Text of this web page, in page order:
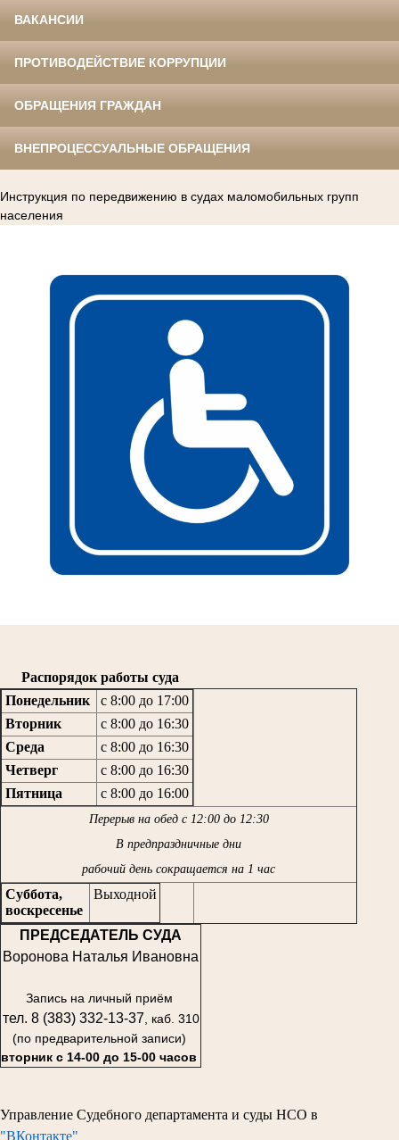
ВАКАНСИИ
ПРОТИВОДЕЙСТВИЕ КОРРУПЦИИ
ОБРАЩЕНИЯ ГРАЖДАН
ВНЕПРОЦЕССУАЛЬНЫЕ ОБРАЩЕНИЯ
Инструкция по передвижению в судах маломобильных групп
населения
Распорядок работы суда
Понедельник
с 8:00 до 17:00
Вторник
с 8:00 до 16:30
Среда
с 8:00 до 16:30
Четверг
с 8:00 до 16:30
Пятница
с 8:00 до 16:00
Перерыв на обед с 12:00 до 12:30
В предпраздничные дни
рабочий день сокращается на 1 час
Суббота,
воскресенье
Выходной
ПРЕДСЕДАТЕЛЬ СУДА
Воронова Наталья Ивановна
Запись на личный приём
тел. 8 (383) 332-13-37 , каб. 310
(по предварительной записи)
вторник с 14-00 до 15-00 часов
Управление Судебного департамента и суды НСО в
"ВКонтакте"